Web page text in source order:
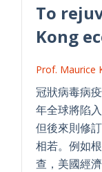
To
Kong
Prof. Maurice
冠狀病毒病
年全球將陷
但後來則修
相若。例如
查，美國經